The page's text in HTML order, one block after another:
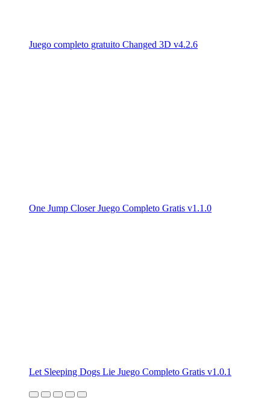
Juego completo gratuito Changed 3D v4.2.6
One Jump Closer Juego Completo Gratis v1.1.0
Let Sleeping Dogs Lie Juego Completo Gratis v1.0.1